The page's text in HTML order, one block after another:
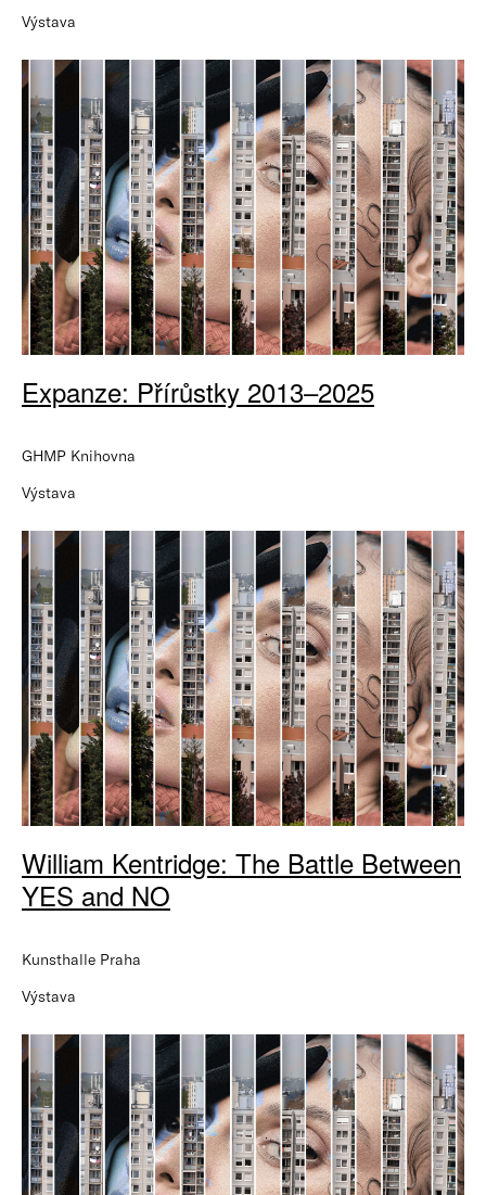
Výstava
Expanze: Přírůstky 2013–2025
GHMP Knihovna
Výstava
William Kentridge: The Battle Between
YES and NO
Kunsthalle Praha
Výstava